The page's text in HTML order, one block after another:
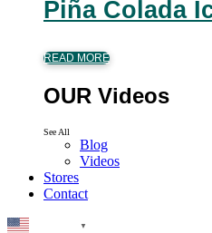
Piña Colada
READ MORE
OUR Videos
See All
Blog
Videos
Stores
Contact
▼